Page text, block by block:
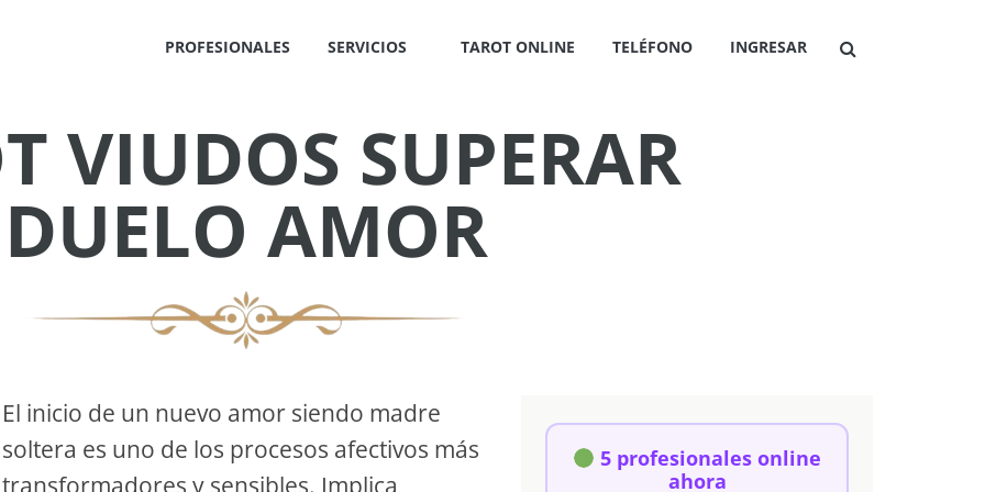
PROFESIONALES SERVICIOS TAROT ONLINE TELÉFONO INGRESAR
VIUDOS SUPERAR
DUELO AMOR
El inicio de un nuevo amor siendo madre
soltera es uno de los procesos afectivos más
transformadores y sensibles. Implica
5 profesionales online
ahora
✕